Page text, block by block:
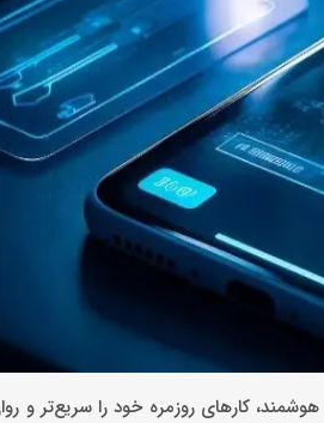
کارهای روزمره خود را سریع‌تر و